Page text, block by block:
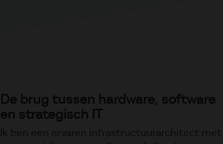
De brug tussen hardware, software
en strategisch IT
Ik ben een ervaren infrastructuurarchitect met